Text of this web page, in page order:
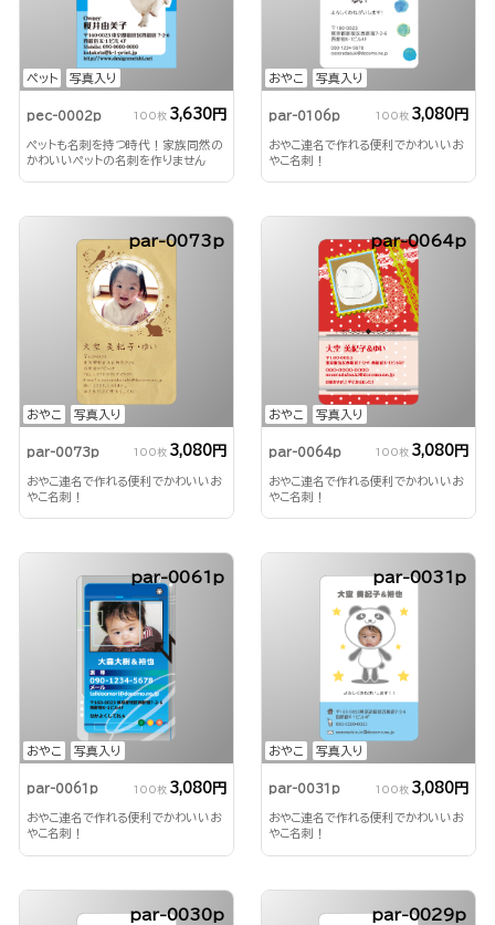
ペット 写真入り
pec-0002p 100枚 3,630円
ペットも名刺を持つ時代！家族同然の
かわいいペットの名刺を作りません
おやこ 写真入り
par-0106p 100枚 3,080円
おやこ連名で作れる便利でかわいいお
やこ名刺！
おやこ 写真入り
par-0073p
par-0073p 100枚 3,080円
おやこ連名で作れる便利でかわいいお
やこ名刺！
おやこ 写真入り
par-0064p
par-0064p 100枚 3,080円
おやこ連名で作れる便利でかわいいお
やこ名刺！
おやこ 写真入り
par-0061p
par-0061p 100枚 3,080円
おやこ連名で作れる便利でかわいいお
やこ名刺！
おやこ 写真入り
par-0031p
par-0031p 100枚 3,080円
おやこ連名で作れる便利でかわいいお
やこ名刺！
par-0030p par-0029p